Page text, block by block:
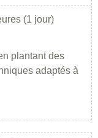
(1 jour)
plantant des
adaptés à